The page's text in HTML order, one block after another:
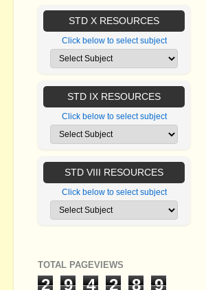
STD X RESOURCES
Click below to select subject
STD IX RESOURCES
Click below to select subject
STD VIII RESOURCES
Click below to select subject
TOTAL PAGEVIEWS
2 9 4 2 8
9